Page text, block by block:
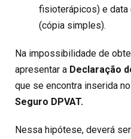
fisioterápicos) e data
(cópia simples).
Na impossibilidade de
apresentar a Declaração
que se encontra inserida no
Seguro DPVAT.
Nessa hipótese, deverá